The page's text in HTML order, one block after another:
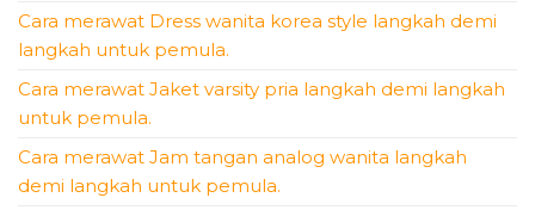
Cara merawat Dress wanita korea style langkah demi
langkah untuk pemula.
Cara merawat Jaket varsity pria langkah demi langkah
untuk pemula.
Cara merawat Jam tangan analog wanita langkah
demi langkah untuk pemula.